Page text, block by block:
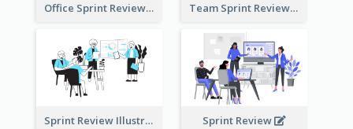
Office Sprint Review Team Sprint Review
Sprint Review Illustration Sprint Review